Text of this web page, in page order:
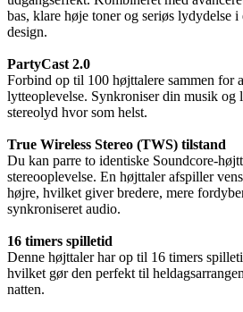
bas, klare høje toner og seriøs lydydelse
design.
PartyCast 2.0
Forbind op til 100 højttalere sammen for
lytteoplevelse. Synkroniser din musik og
stereolyd hvor som helst.
True Wireless Stereo (TWS) tilstand
Du kan parre to identiske Soundcore-
stereooplevelse. En højttaler afspiller
højre, hvilket giver bredere, mere
synkroniseret audio.
16 timers spilletid
Denne højttaler har op til 16 timers
hvilket gør den perfekt til
natten.